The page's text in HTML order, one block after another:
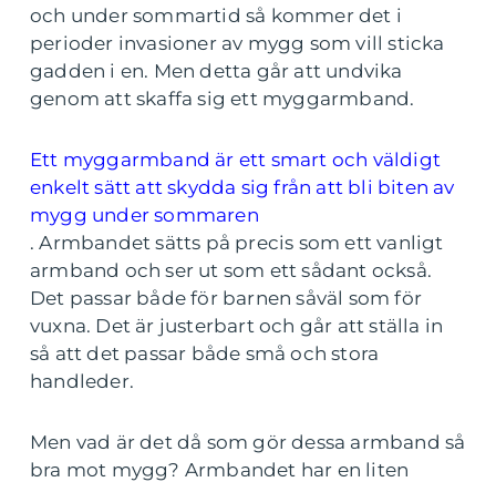
och under sommartid så kommer det i
perioder invasioner av mygg som vill sticka
gadden i en. Men detta går att undvika
genom att skaffa sig ett myggarmband.
Ett myggarmband är ett smart och väldigt
enkelt sätt att skydda sig från att bli biten av
mygg under sommaren
. Armbandet sätts på precis som ett vanligt
armband och ser ut som ett sådant också.
Det passar både för barnen såväl som för
vuxna. Det är justerbart och går att ställa in
så att det passar både små och stora
handleder.
Men vad är det då som gör dessa armband så
bra mot mygg? Armbandet har en liten